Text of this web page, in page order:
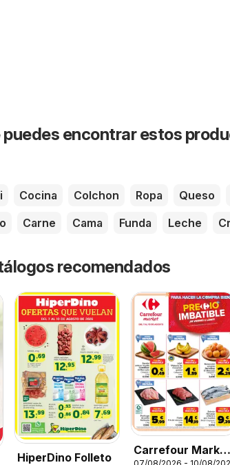
encontrar estos
Cocina Colchon Ropa Queso
Carne Cama Funda Leche
recomendados
HiperDino Folleto
Carrefour Market